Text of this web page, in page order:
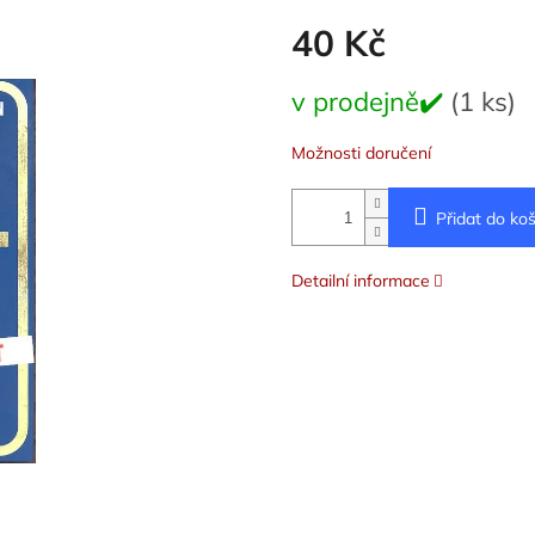
40 Kč
cena:
v prodejně✔️ (1 ks)
Možnosti doručení
Přidat do
Detailní informace